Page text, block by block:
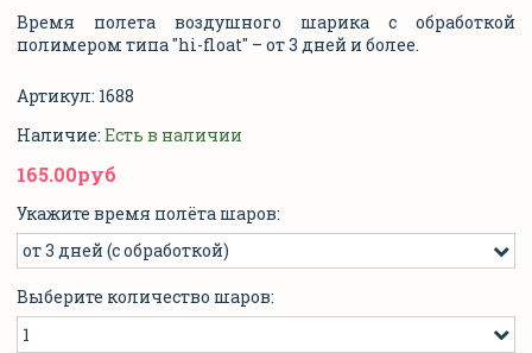
Время полета воздушного шарика с обработкой
полимером типа "hi-float" – от 3 дней и более.
Артикул: 1688
Наличие: Есть в наличии
165.00руб
Укажите время полёта шаров:
Выберите количество шаров: